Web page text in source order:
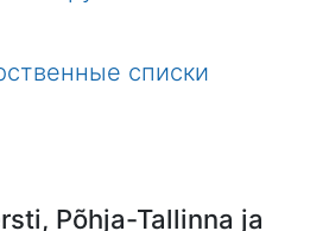
списки
Põhja-Tallinna ja